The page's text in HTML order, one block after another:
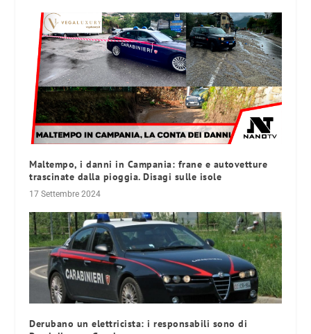
Maltempo, i danni in Campania: frane e autovetture
trascinate dalla pioggia. Disagi sulle isole
17 Settembre 2024
Derubano un elettricista: i responsabili sono di